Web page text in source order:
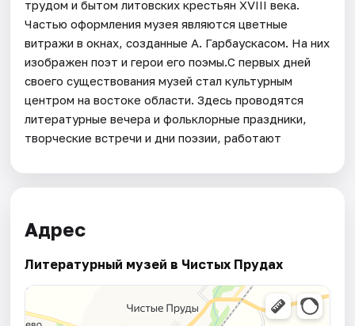
трудом и бытом литовских крестьян XVIII века.
Частью оформления музея являются цветные
витражи в окнах, созданные А. Гарбаускасом. На них
изображен поэт и герои его поэмы.С первых дней
своего существования музей стал культурным
центром на востоке области. Здесь проводятся
литературные вечера и фольклорные праздники,
творческие встречи и дни поэзии, работают
Адрес
Литературный музей в Чистых Прудах